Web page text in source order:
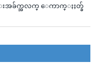
အခ်က္အလက္ ေကာက္ႏႈတ္ခ်